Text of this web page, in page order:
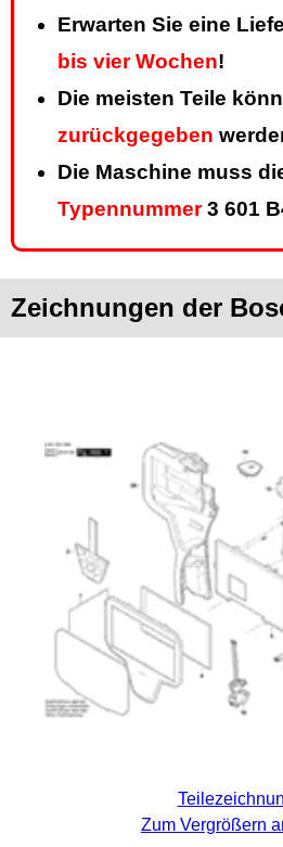
Erwarten Sie eine
bis vier Wochen!
Die meisten Teile
zurückgegeben
Die Maschine muss
Typennummer3 601
Zeichnungen der
Zum Vergrößern